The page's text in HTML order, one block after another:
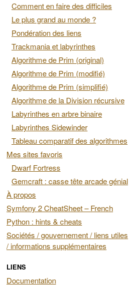
Comment en faire des difficiles
Le plus grand au monde ?
Pondération des liens
Trackmania et labyrinthes
Algorithme de Prim (original)
Algorithme de Prim (modifié)
Algorithme de Prim (simplifié)
Algorithme de la Division récursive
Labyrinthes en arbre binaire
Labyrinthes Sidewinder
Tableau comparatif des algorithmes
Mes sites favoris
Dwarf Fortress
Gemcraft : casse tête arcade génial
À propos
Symfony 2 CheatSheet – French
Python : hints & cheats
Sociétés / gouvernement / liens utiles
/ informations supplémentaires
LIENS
Documentation